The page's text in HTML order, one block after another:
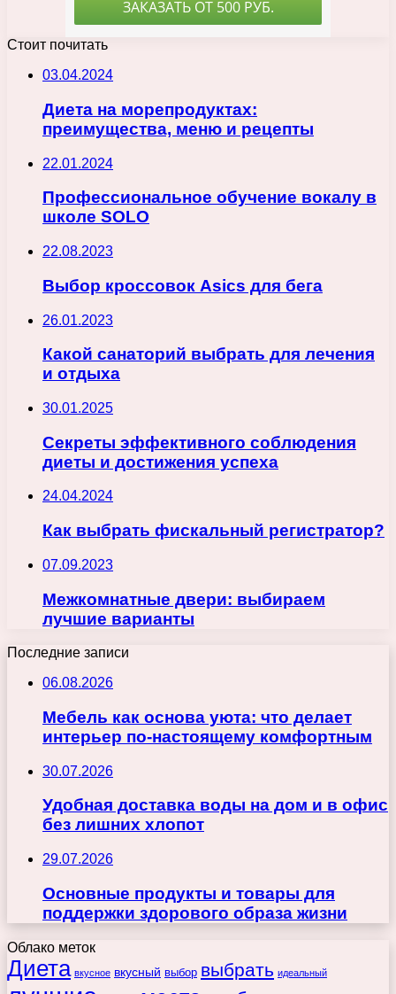
Стоит почитать
03.04.2024
Диета на морепродуктах:
преимущества, меню и рецепты
22.01.2024
Профессиональное обучение вокалу в
школе SOLO
22.08.2023
Выбор кроссовок Asics для бега
26.01.2023
Какой санаторий выбрать для лечения
и отдыха
30.01.2025
Секреты эффективного соблюдения
диеты и достижения успеха
24.04.2024
Как выбрать фискальный регистратор?
07.09.2023
Межкомнатные двери: выбираем
лучшие варианты
Последние записи
06.08.2026
Мебель как основа уюта: что делает
интерьер по-настоящему комфортным
30.07.2026
Удобная доставка воды на дом и в офис
без лишних хлопот
29.07.2026
Основные продукты и товары для
поддержки здорового образа жизни
Облако меток
Диета вкусное вкусный выбор выбрать идеальный